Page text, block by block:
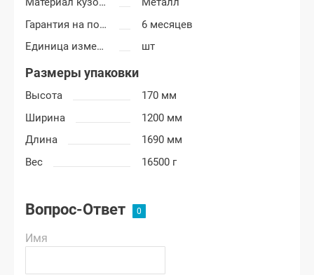
Гарантия на покраску
6 месяцев
Единица измерения
шт
Размеры упаковки
Высота
170 мм
Ширина
1200 мм
Длина
1690 мм
Вес
16500 г
Вопрос-Ответ
Имя